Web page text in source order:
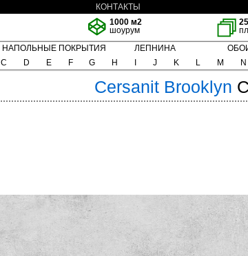
КОНТАКТЫ
1000 м2
шоурум
НАПОЛЬНЫЕ ПОКРЫТИЯ ЛЕПНИНА
C D E F G H J K L M N
Cersanit Brooklyn